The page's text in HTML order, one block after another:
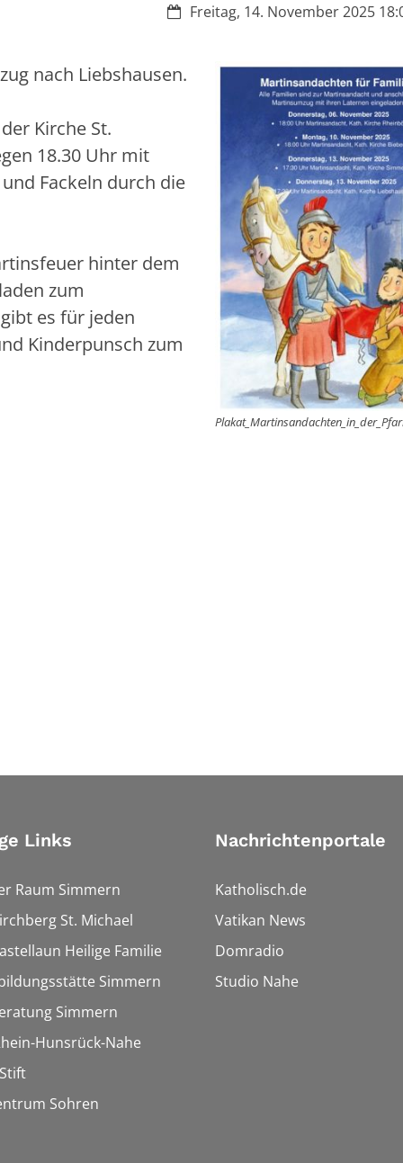
Datum:Freitag, 14. November 2025
nach Liebshausen.
Kirche St.
18.30 Uhr mit
Fackeln durch die
hinter dem
zum
es für jeden
Kinderpunsch zum
Links
Raum Simmern
St. Michael
Heilige Familie
Simmern
Simmern
Hunsrück-Nahe
Sohren
Nachrichtenportale
Katholisch.de
Vatikan News
Domradio
Studio Nahe